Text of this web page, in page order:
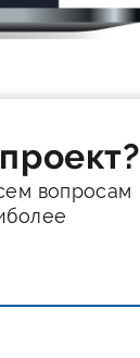
вопросам